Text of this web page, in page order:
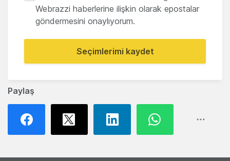
Paylaş
Webrazzi haberlerine ilişkin olarak epostalar
göndermesini onaylıyorum.
Seçimlerimi kaydet